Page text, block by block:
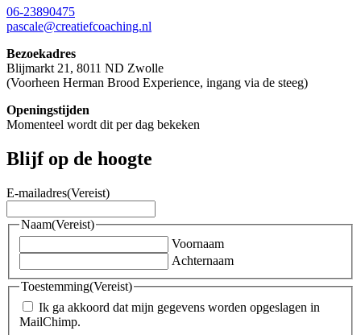
06-23890475
pascale@creatiefcoaching.nl
Bezoekadres
Blijmarkt 21, 8011 ND Zwolle
(Voorheen Herman Brood Experience, ingang via de steeg)
Openingstijden
Momenteel wordt dit per dag bekeken
Blijf op de hoogte
E-mailadres(Vereist)
Naam(Vereist)
Voornaam
Achternaam
Toestemming(Vereist)
Ik ga akkoord dat mijn gegevens worden opgeslagen in
MailChimp.